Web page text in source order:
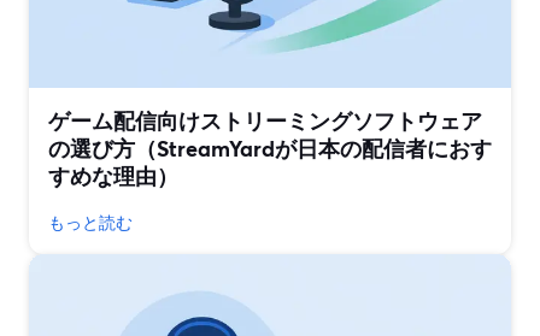
ゲーム配信向けストリーミングソフトウェア
の選び方（StreamYardが日本の配信者におす
すめな理由）
もっと読む